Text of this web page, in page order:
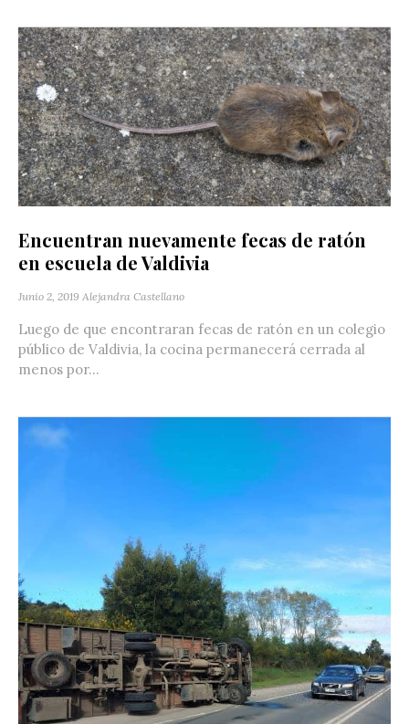
Encuentran nuevamente fecas de ratón
en escuela de Valdivia
Junio 2, 2019 Alejandra Castellano
Luego de que encontraran fecas de ratón en un colegio
público de Valdivia, la cocina permanecerá cerrada al
menos por...